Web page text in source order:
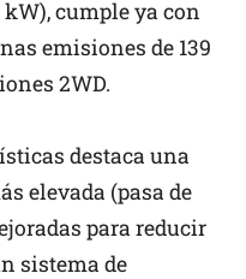
kW), cumple ya con
emisiones de 139
2WD.
destaca una
elevada (pasa de
para reducir
sistema de